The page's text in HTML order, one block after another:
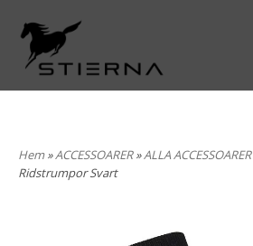
Hem»ACCESSOARER»ALLA ACCESSOARER
Ridstrumpor Svart